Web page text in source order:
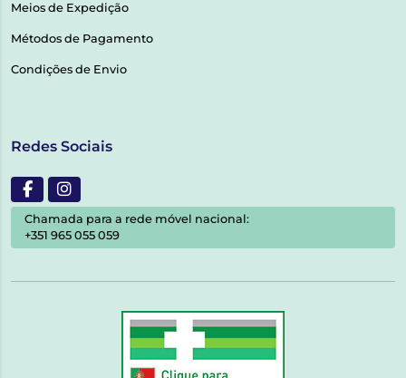
Meios de Expedição
Métodos de Pagamento
Condições de Envio
Redes Sociais
Chamada para a rede móvel nacional:
+351 965 055 059